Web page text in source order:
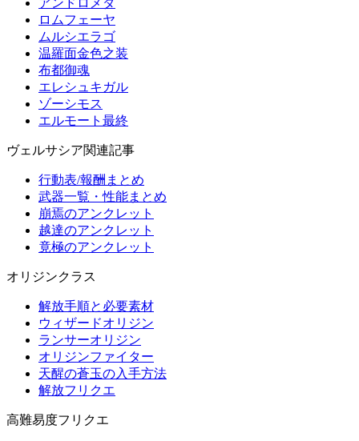
アンドロメダ
ロムフェーヤ
ムルシエラゴ
温羅面金色之装
布都御魂
エレシュキガル
ゾーシモス
エルモート最終
ヴェルサシア関連記事
行動表/報酬まとめ
武器一覧・性能まとめ
崩焉のアンクレット
越達のアンクレット
竟極のアンクレット
オリジンクラス
解放手順と必要素材
ウィザードオリジン
ランサーオリジン
オリジンファイター
天醒の蒼玉の入手方法
解放フリクエ
高難易度フリクエ